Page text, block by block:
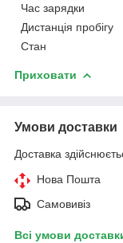
Час зарядки
Дистанція пробігу
Стан
Приховати
Умови доставки
Доставка
Нова Пошта
Самовивіз
Всі умови